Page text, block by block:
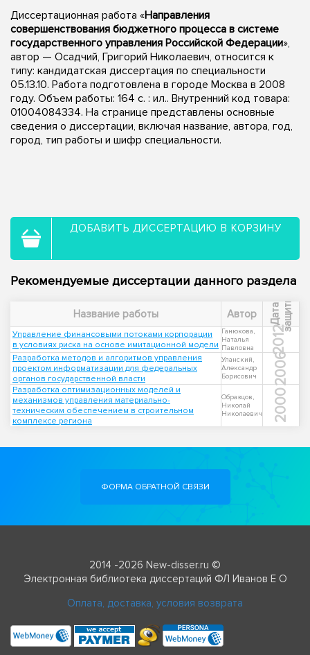
Диссертационная работа «Направления
совершенствования бюджетного процесса в системе
государственного управления Российской Федерации»,
автор — Осадчий, Григорий Николаевич, относится к
типу: кандидатская диссертация по специальности
05.13.10. Работа подготовлена в городе Москва в 2008
году. Объем работы: 164 с. : ил.. Внутренний код товара:
01004084334. На странице представлены основные
сведения о диссертации, включая название, автора, год,
город, тип работы и шифр специальности.
ДОБАВИТЬ ДИССЕРТАЦИЮ В КОРЗИНУ
Рекомендуемые диссертации данного раздела
Название работы Автор Д
а
т
а
з
а
щ
и
т ы
Управление финансовыми потоками корпорации
в условиях риска на основе имитационной модели
Ганюкова,
Наталья
Павловна
2012
Разработка методов и алгоритмов управления
проектом информатизации для федеральных
органов государственной власти
Уланский,
Александр
Борисович
2006
Разработка оптимизационных моделей и
механизмов управления материально-
техническим обеспечением в строительном
комплексе региона
Образцов,
Николай
Николаевич
2000
ФОРМА ОБРАТНОЙ СВЯЗИ
2014 -2026 New-disser.ru ©
Электронная библиотека диссертаций ФЛ Иванов Е О
Оплата, доставка, условия возврата